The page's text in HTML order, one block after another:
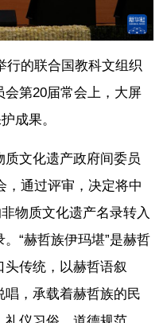
行的联合国教科文组织
第20届常会上，大屏
成果。
文化遗产政府间委员
，通过评审，决定将中
物质文化遗产名录转入
“赫哲族伊玛堪”是赫哲
传统，以赫哲语叙
，承载着赫哲族的民